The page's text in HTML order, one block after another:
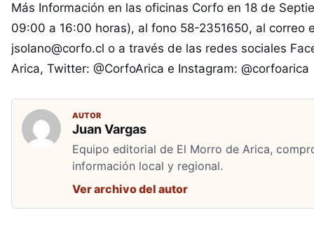
Más Información en las oficinas Corfo en 18 de
09:00 a 16:00 horas), al fono 58-2351650, al correo
jsolano@corfo.cl o a través de las redes sociales
Arica, Twitter: @CorfoArica e Instagram: @corfoarica
AUTOR
Juan Vargas
Equipo editorial de El Morro de Arica,
información local y regional.
Ver archivo del autor